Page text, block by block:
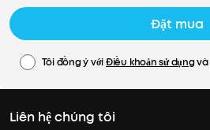
Đặt mua
Tôi đồng ý vớiĐiều khoản sử dụngvà
Liên hệ chúng tôi